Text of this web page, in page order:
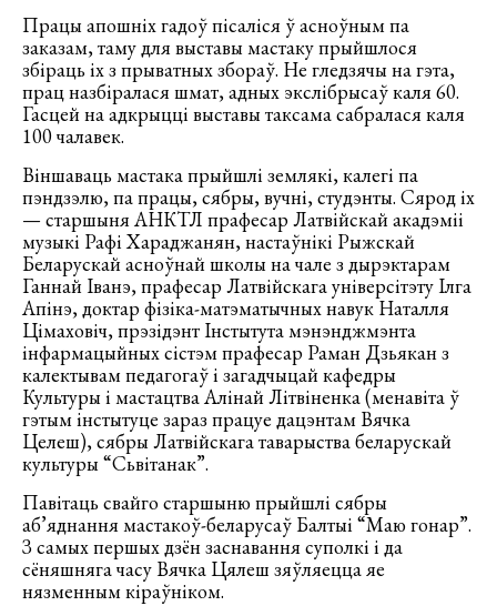
Працы апошніх гадоў пісаліся ў асноўным па
заказам, таму для выставы мастаку прыйшлося
збіраць іх з прыватных збораў. Не гледзячы на гэта,
прац назбіралася шмат, адных экслібрысаў каля 60.
Гасцей на адкрыцці выставы таксама сабралася каля
100 чалавек.
Віншаваць мастака прыйшлі землякі, калегі па
пэндзэлю, па працы, сябры, вучні, студэнты. Сярод іх
— старшыня АНКТЛ прафесар Латвійскай акадэміі
музыкі Рафі Хараджанян, настаўнікі Рыжскай
Беларускай асноўнай школы на чале з дырэктарам
Ганнай Іванэ, прафесар Латвійскага універсітэту Ілга
Апінэ, доктар фізіка-матэматычных навук Наталля
Цімаховіч, прэзідэнт Інстытута мэнэнджмэнта
інфармацыйных сістэм прафесар Раман Дзьякан з
калектывам педагогаў і загадчыцай кафедры
Культуры і мастацтва Алінай Літвіненка (менавіта ў
гэтым інстытуце зараз працуе дацэнтам Вячка
Целеш), сябры Латвійскага таварыства беларускай
культуры “Сьвітанак”.
Павітаць свайго старшыню прыйшлі сябры
аб’яднання мастакоў-беларусаў Балтыі “Маю гонар”.
З самых першых дзён заснавання суполкі і да
сёняшняга часу Вячка Цялеш зяўляецца яе
нязменным кіраўніком.